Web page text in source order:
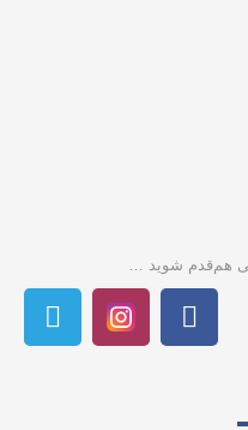
هم‌قدم شوید …
F
a
T
e